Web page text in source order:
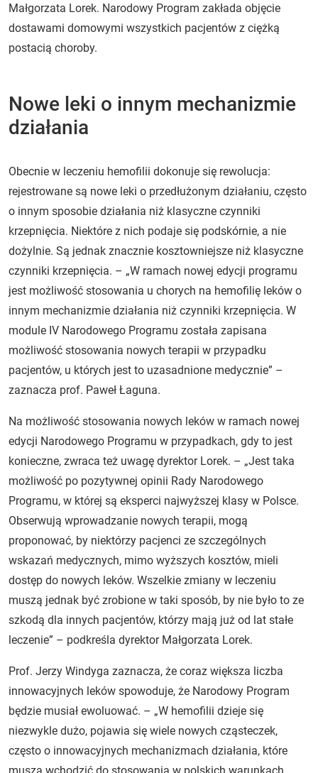
Małgorzata Lorek. Narodowy Program zakłada objęcie
dostawami domowymi wszystkich pacjentów z ciężką
postacią choroby.
Nowe leki o innym mechanizmie
działania
Obecnie w leczeniu hemofilii dokonuje się rewolucja:
rejestrowane są nowe leki o przedłużonym działaniu, często
o innym sposobie działania niż klasyczne czynniki
krzepnięcia. Niektóre z nich podaje się podskórnie, a nie
dożylnie. Są jednak znacznie kosztowniejsze niż klasyczne
czynniki krzepnięcia. – „W ramach nowej edycji programu
jest możliwość stosowania u chorych na hemofilię leków o
innym mechanizmie działania niż czynniki krzepnięcia. W
module IV Narodowego Programu została zapisana
możliwość stosowania nowych terapii w przypadku
pacjentów, u których jest to uzasadnione medycznie” –
zaznacza prof. Paweł Łaguna.
Na możliwość stosowania nowych leków w ramach nowej
edycji Narodowego Programu w przypadkach, gdy to jest
konieczne, zwraca też uwagę dyrektor Lorek. – „Jest taka
możliwość po pozytywnej opinii Rady Narodowego
Programu, w której są eksperci najwyższej klasy w Polsce.
Obserwują wprowadzanie nowych terapii, mogą
proponować, by niektórzy pacjenci ze szczególnych
wskazań medycznych, mimo wyższych kosztów, mieli
dostęp do nowych leków. Wszelkie zmiany w leczeniu
muszą jednak być zrobione w taki sposób, by nie było to ze
szkodą dla innych pacjentów, którzy mają już od lat stałe
leczenie” – podkreśla dyrektor Małgorzata Lorek.
Prof. Jerzy Windyga zaznacza, że coraz większa liczba
innowacyjnych leków spowoduje, że Narodowy Program
będzie musiał ewoluować. – „W hemofilii dzieje się
niezwykle dużo, pojawia się wiele nowych cząsteczek,
często o innowacyjnych mechanizmach działania, które
muszą wchodzić do stosowania w polskich warunkach.